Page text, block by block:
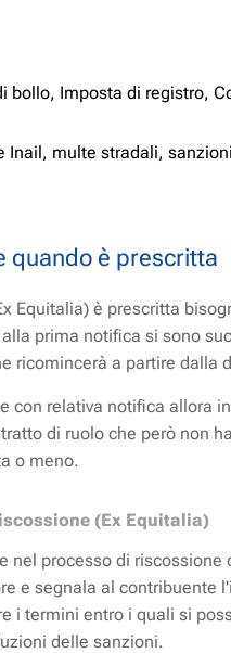
bollo, Imposta di registro,
Inail, multe stradali,
quando è prescritta
Equitalia) è prescritta
prima notifica si sono
ricomincerà a partire dalla
relativa notifica allora
di ruolo che però non
o meno.
(Ex Equitalia)
processo di
e segnala al contribuente
i termini entro i quali si
delle sanzioni.